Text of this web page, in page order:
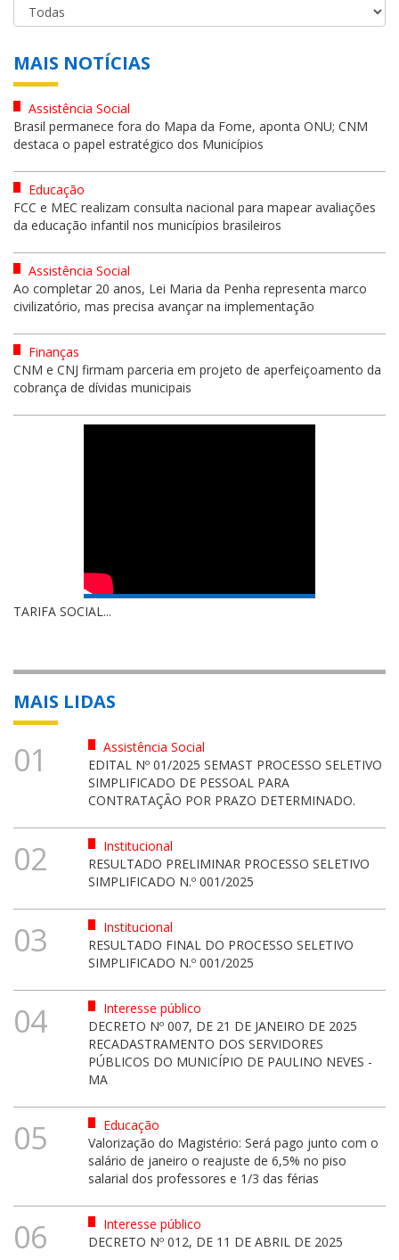
MAIS NOTÍCIAS
Assistência Social
Brasil permanece fora do Mapa da Fome, aponta ONU; CNM
destaca o papel estratégico dos Municípios
Educação
FCC e MEC realizam consulta nacional para mapear avaliações
da educação infantil nos municípios brasileiros
Assistência Social
Ao completar 20 anos, Lei Maria da Penha representa marco
civilizatório, mas precisa avançar na implementação
Finanças
CNM e CNJ firmam parceria em projeto de aperfeiçoamento da
cobrança de dívidas municipais
TARIFA SOCIAL...
MAIS LIDAS
01
Assistência Social
EDITAL Nº 01/2025 SEMAST PROCESSO SELETIVO
SIMPLIFICADO DE PESSOAL PARA
CONTRATAÇÃO POR PRAZO DETERMINADO.
02
Institucional
RESULTADO PRELIMINAR PROCESSO SELETIVO
SIMPLIFICADO N.º 001/2025
03
Institucional
RESULTADO FINAL DO PROCESSO SELETIVO
SIMPLIFICADO N.º 001/2025
04
Interesse público
DECRETO Nº 007, DE 21 DE JANEIRO DE 2025
RECADASTRAMENTO DOS SERVIDORES
PÚBLICOS DO MUNICÍPIO DE PAULINO NEVES -
MA
05
Educação
Valorização do Magistério: Será pago junto com o
salário de janeiro o reajuste de 6,5% no piso
salarial dos professores e 1/3 das férias
06
Interesse público
DECRETO Nº 012, DE 11 DE ABRIL DE 2025